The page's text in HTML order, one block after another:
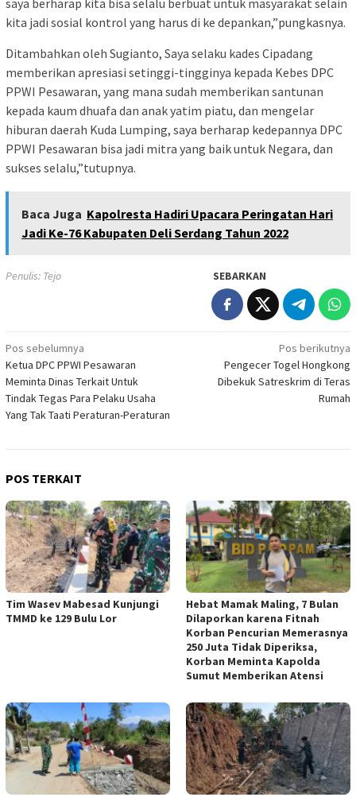
kita jadi sosial kontrol yang harus di ke depankan,”pungkasnya.
Ditambahkan oleh Sugianto, Saya selaku kades Cipadang
memberikan apresiasi setinggi-tingginya kepada Kebes DPC
PPWI Pesawaran, yang mana sudah memberikan santunan
kepada kaum dhuafa dan anak yatim piatu, dan mengelar
hiburan daerah Kuda Lumping, saya berharap kedepannya DPC
PPWI Pesawaran bisa jadi mitra yang baik untuk Negara, dan
sukses selalu,”tutupnya.
Baca Juga Kapolresta Hadiri Upacara Peringatan Hari
Jadi Ke-76 Kabupaten Deli Serdang Tahun 2022
Penulis: Tejo SEBARKAN
Navigasi
pos
Pos sebelumnya
Ketua DPC PPWI Pesawaran
Meminta Dinas Terkait Untuk
Tindak Tegas Para Pelaku Usaha
Yang Tak Taati Peraturan-Peraturan
Pos berikutnya
Pengecer Togel Hongkong
Dibekuk Satreskrim di Teras
Rumah
POS TERKAIT
Tim Wasev Mabesad Kunjungi
TMMD ke 129 Bulu Lor
Hebat Mamak Maling, 7 Bulan
Dilaporkan karena Fitnah
Korban Pencurian Memerasnya
250 Juta Tidak Diperiksa,
Korban Meminta Kapolda
Sumut Memberikan Atensi